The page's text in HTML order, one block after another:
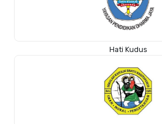
Hati Kudus